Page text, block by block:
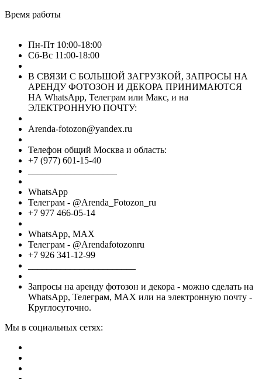
Время работы
Пн-Пт 10:00-18:00
Сб-Вс 11:00-18:00
В СВЯЗИ С БОЛЬШОЙ ЗАГРУЗКОЙ, ЗАПРОСЫ НА
АРЕНДУ ФОТОЗОН И ДЕКОРА ПРИНИМАЮТСЯ
НА WhatsApp, Телеграм или Макс, и на
ЭЛЕКТРОННУЮ ПОЧТУ:
Arenda-fotozon@yandex.ru
Телефон общий Москва и область:
+7 (977) 601-15-40
WhatsApp
Телеграм - @Arenda_Fotozon_ru
+7 977 466-05-14
WhatsApp, МАХ
Телеграм - @Arendafotozonru
+7 926 341-12-99
Запросы на аренду фотозон и декора - можно сделать на
WhatsApp, Телеграм, МАХ или на электронную почту -
Круглосуточно.
Мы в социальных сетях: